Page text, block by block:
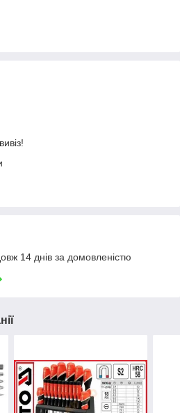
14 днів за домовленістю